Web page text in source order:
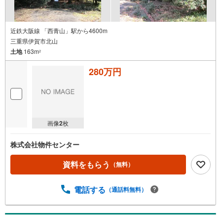
近鉄大阪線 「西青山」駅から4600m
三重県伊賀市北山
土地163m2
画像2枚
280万円
株式会社物件センター
資料をもらう （無料）
電話する （通話料無料）